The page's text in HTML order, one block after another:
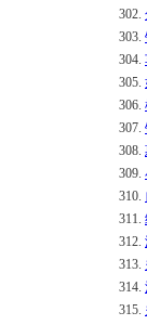
302.
303.
304.
305.
306.
307.
308.
309.
310.
311.
312.
313.
314.
315.